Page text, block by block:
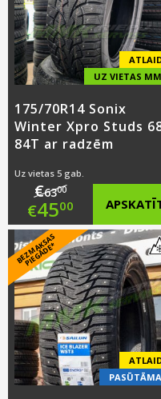
UZ VIETAS
175/70R14 Sonix
Winter Xpro Studs
84T ar radzēm
Uz vietas 5 gab.
€6300
Original
price
was:
€63.00.
€4500
Current
price
is:
€45.00.
B
E
Z
M
A
K
S
A
S
PI
E
G
Ā
D
E
*